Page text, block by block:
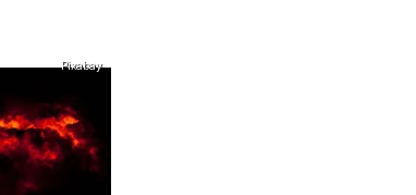
Pixabay